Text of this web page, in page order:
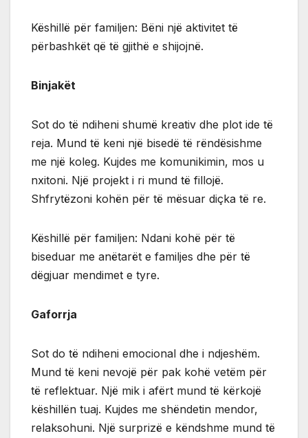
Këshillë për familjen: Bëni një aktivitet të
përbashkët që të gjithë e shijojnë.
Binjakët
Sot do të ndiheni shumë kreativ dhe plot ide të
reja. Mund të keni një bisedë të rëndësishme
me një koleg. Kujdes me komunikimin, mos u
nxitoni. Një projekt i ri mund të fillojë.
Shfrytëzoni kohën për të mësuar diçka të re.
Këshillë për familjen: Ndani kohë për të
biseduar me anëtarët e familjes dhe për të
dëgjuar mendimet e tyre.
Gaforrja
Sot do të ndiheni emocional dhe i ndjeshëm.
Mund të keni nevojë për pak kohë vetëm për
të reflektuar. Një mik i afërt mund të kërkojë
këshillën tuaj. Kujdes me shëndetin mendor,
relaksohuni. Një surprizë e këndshme mund të